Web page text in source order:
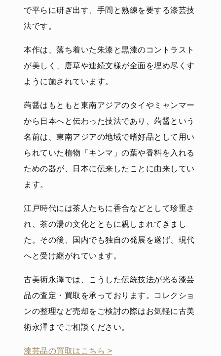
で平らに研ぎ出す、手間と熟練を要する漆芸技
法です。
本作は、落ち着いた朱漆と黒漆のコントラスト
が美しく、唐草や連続文様が全面を埋め尽くす
ように施されています。
蒟醤はもともと東南アジアのタイやミャンマー
から日本へと伝わった技法であり、蒟醤という
名前は、東南アジアの地域で嗜好品として用い
られていた植物「キンマ」の葉や香料を入れる
ための器が、日本に伝来したことに由来してい
ます。
江戸時代には茶人たちに香合などとして珍重さ
れ、茶の湯の文化とともに親しまれてきまし
た。その後、国内でも独自の発展を遂げ、現代
へと受け継がれています。
古美術永澤では、こうした伝統技法が光る漆芸
品の査定・買取を承っております。コレクショ
ンの整理など売却をご検討の際はお気軽に古美
術永澤までご相談ください。
漆芸品の買取はこちら >